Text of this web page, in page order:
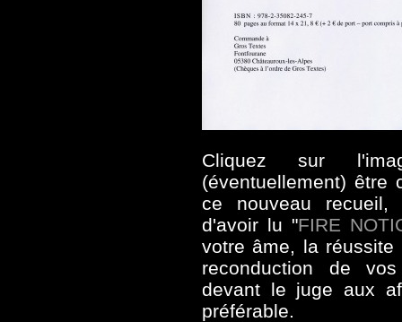
Cliquez sur
(éventuellement) être
ce nouveau
d'avoir lu "FIRE
votre âme, la
reconduction de
devant le juge aux
préférable.